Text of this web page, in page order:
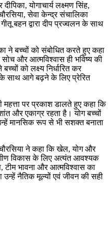
योगाचार्य लक्ष्मण सिंह,
सेवा केन्द्र संचालिका
गीतू बहन द्वारा दीप प्रज्वलन के साथ
ने बच्चों को संबोधित करते हुए कहा
और आत्मविश्वास ही भविष्य की
को लक्ष्य निर्धारित कर
साथ आगे बढ़ने के लिए प्रेरित
महत्ता पर प्रकाश डालते हुए कहा कि
और एकाग्र रहता है। योग बच्चों
मानसिक रूप से भी सशक्त बनाता
ने कहा कि खेल, योग और
विकास के लिए अत्यंत आवश्यक
भावना और आत्मविश्वास का
उन्हें नैतिक मूल्यों एवं जीवन की सही